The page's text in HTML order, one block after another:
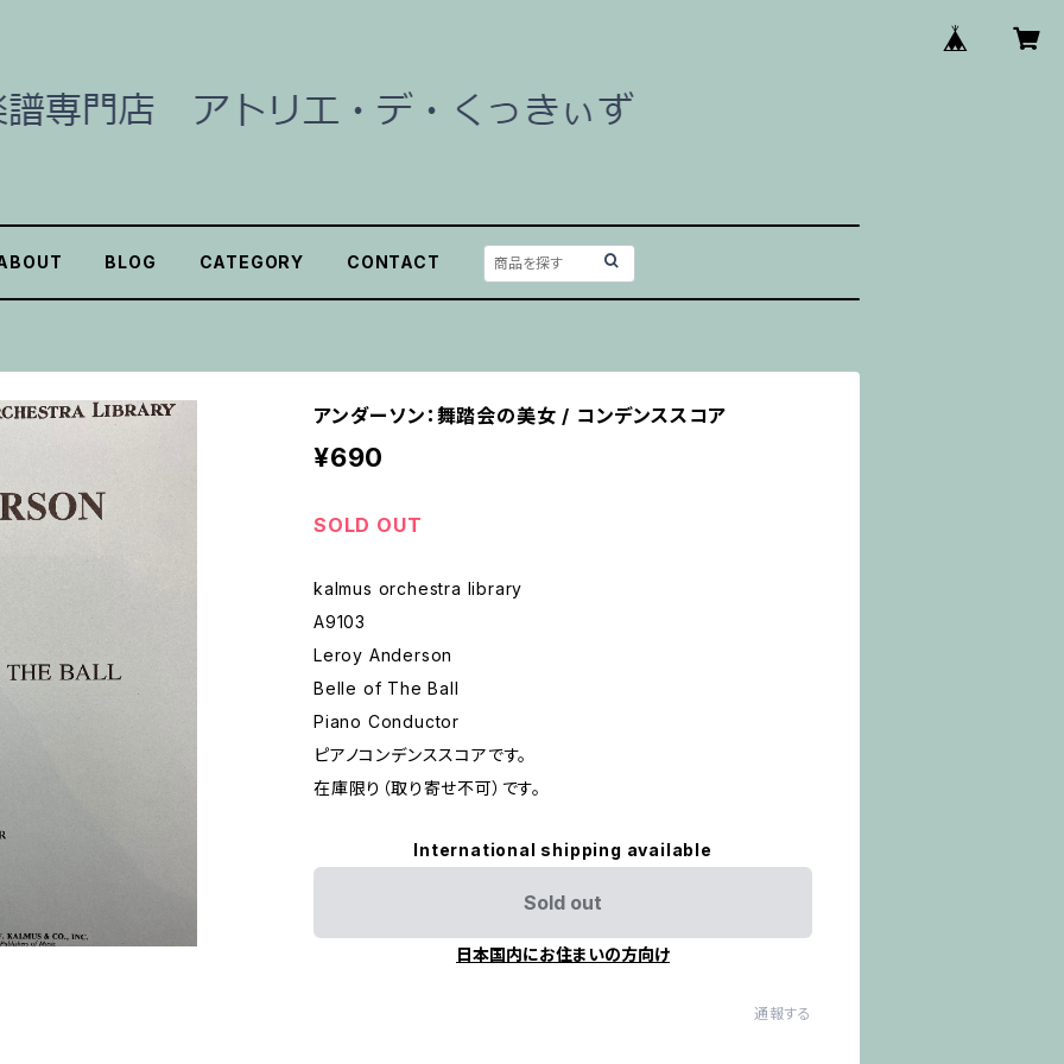
BLOG CATEGORY CONTACT
アンダーソン：舞踏会の美女 / コンデンススコア
¥690
SOLD OUT
kalmus orchestra library
A9103
Leroy Anderson
Belle of The Ball
Piano Conductor
ピアノコンデンススコアです。
在庫限り（取り寄せ不可）です。
International shipping available
Sold out
日本国内にお住まいの方向け
通報する